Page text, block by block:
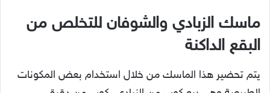
ماسك الزبادي والشوفان للتخلص من
البقع الداكنة
يتم تحضير هذا الماسك من خلال استخدام بعض المكونات